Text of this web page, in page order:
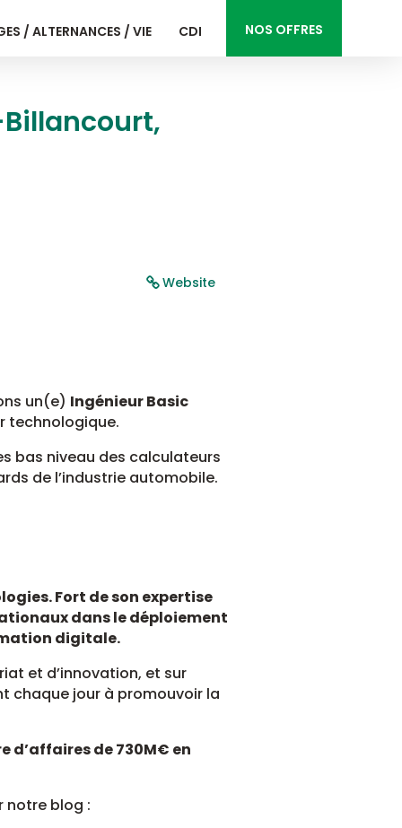
NOS OFFRES
/ ALTERNANCES / VIE CDI
Website
un(e) Ingénieur Basic
technologique.
bas niveau des calculateurs
de l’industrie automobile.
Fort de son expertise
dans le déploiement
digitale.
et d’innovation, et sur
chaque jour à promouvoir la
d’affaires de 730M€ en
notre blog :